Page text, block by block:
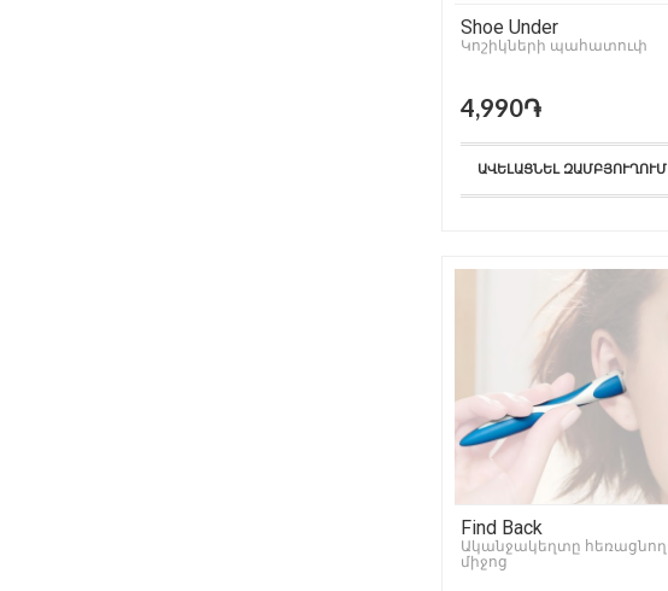
Shoe Under
Կոշիկների պահատուփ
4,990֏
ԱՎԵԼԱՑՆԵԼ ԶԱՄԲՅՈՒՂՈՒՄ
Find Back
Ականջակեղտը հեռացնող
միջոց